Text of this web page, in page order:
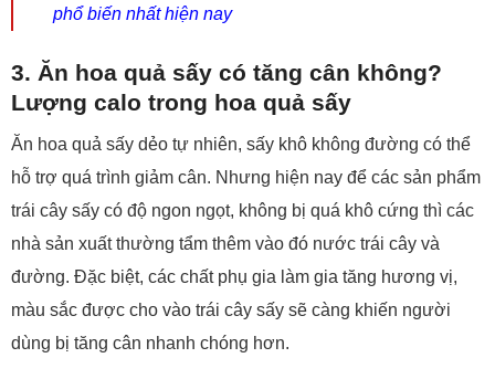
phổ biến nhất hiện nay
3. Ăn hoa quả sấy có tăng cân không?
Lượng calo trong hoa quả sấy
Ăn hoa quả sấy dẻo tự nhiên, sấy khô không đường có thể
hỗ trợ quá trình giảm cân. Nhưng hiện nay để các sản phẩm
trái cây sấy có độ ngon ngọt, không bị quá khô cứng thì các
nhà sản xuất thường tẩm thêm vào đó nước trái cây và
đường. Đặc biệt, các chất phụ gia làm gia tăng hương vị,
màu sắc được cho vào trái cây sấy sẽ càng khiến người
dùng bị tăng cân nhanh chóng hơn.